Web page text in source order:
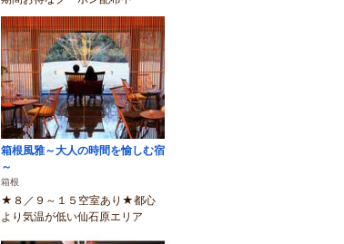
箱根風雅～大人の時間を愉しむ宿
～
箱根
★８／９～１５空室あり★都心
より気温が低い仙石原エリア